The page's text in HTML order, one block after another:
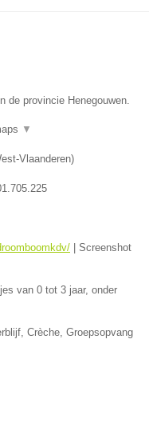
de provincie Henegouwen.
▼
Vlaanderen)
Screenshot
van 0 tot 3 jaar, onder
Crèche, Groepsopvang